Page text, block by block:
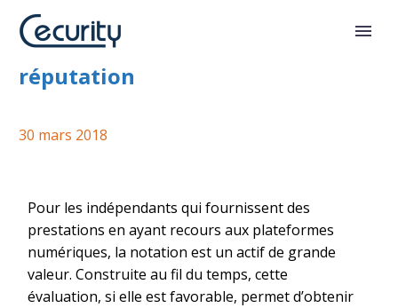
Portabilité des notes de
réputation
30 mars 2018
Pour les indépendants qui fournissent des
prestations en ayant recours aux plateformes
numériques, la notation est un actif de grande
valeur. Construite au fil du temps, cette
évaluation, si elle est favorable, permet d’obtenir